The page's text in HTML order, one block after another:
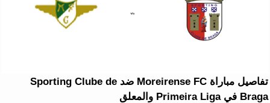
تفاصيل مباراة Moreirense FC ضد Sporting Clube de
Braga في Primeira Liga والمعلق